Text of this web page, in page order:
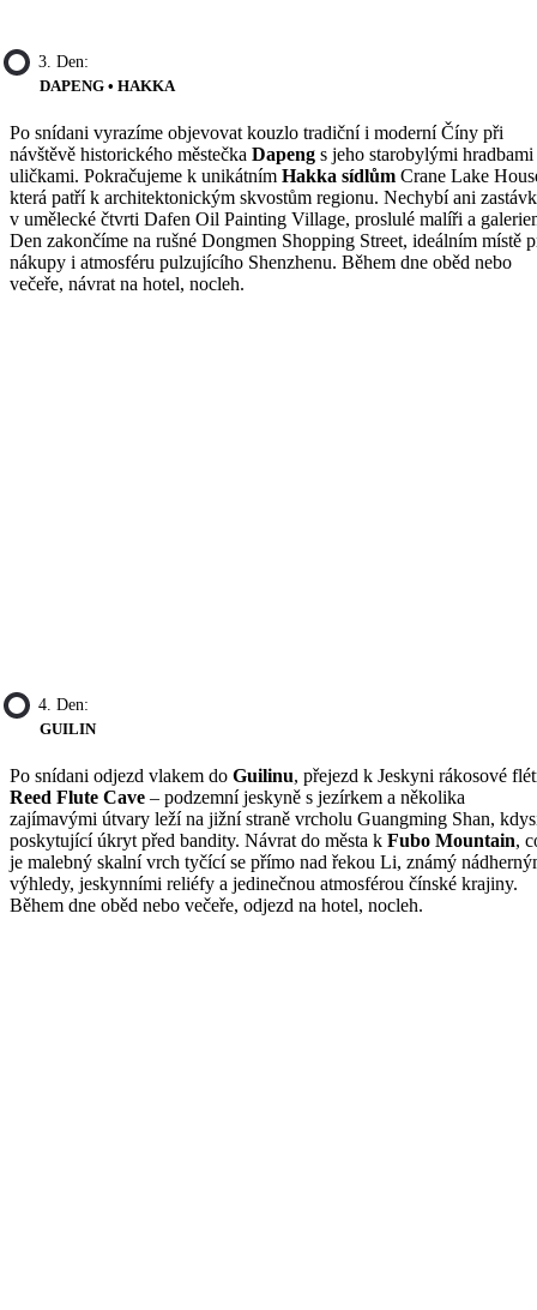
3. Den:
DAPENG • HAKKA
Po snídani vyrazíme objevovat kouzlo tradiční i moderní Číny při
návštěvě historického městečka Dapeng s jeho starobylými hradbami
uličkami. Pokračujeme k unikátním Hakka sídlům Crane Lake
která patří k architektonickým skvostům regionu. Nechybí ani
v umělecké čtvrti Dafen Oil Painting Village, proslulé malíři a
Den zakončíme na rušné Dongmen Shopping Street, ideálním místě
nákupy i atmosféru pulzujícího Shenzhenu. Během dne oběd nebo
večeře, návrat na hotel, nocleh.
4. Den:
GUILIN
Po snídani odjezd vlakem do Guilinu, přejezd k Jeskyni rákosové
Reed Flute Cave – podzemní jeskyně s jezírkem a několika
zajímavými útvary leží na jižní straně vrcholu Guangming Shan,
poskytující úkryt před bandity. Návrat do města k Fubo Mountain,
je malebný skalní vrch tyčící se přímo nad řekou Li, známý
výhledy, jeskynními reliéfy a jedinečnou atmosférou čínské krajiny.
Během dne oběd nebo večeře, odjezd na hotel, nocleh.